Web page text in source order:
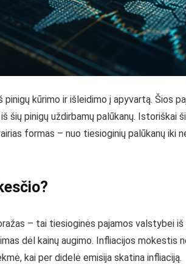
kūrimo ir išleidimo į apyvartą. Šios
šių pinigų uždirbamų palūkanų. Istoriškai
formas – nuo tiesioginių palūkanų iki
– tai tiesioginės pajamos valstybei
dėl kainų augimo. Infliacijos mokestis
kai per didelė emisija skatina infliaciją.